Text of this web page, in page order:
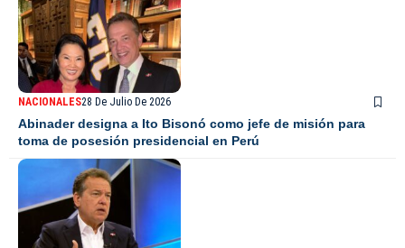
NACIONALES28 De Julio De 2026
Abinader designa a Ito Bisonó como jefe de misión para
toma de posesión presidencial en Perú